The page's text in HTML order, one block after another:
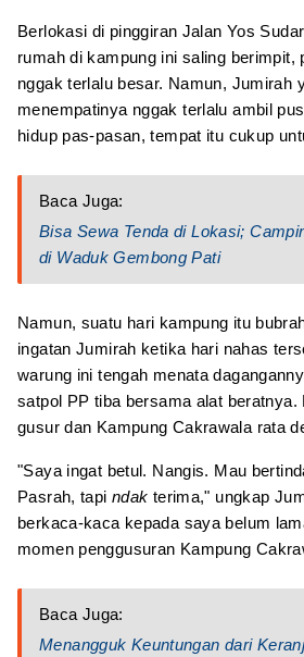
Berlokasi di pinggiran Jalan Yos
rumah di kampung ini saling berimpit,
nggak terlalu besar. Namun, Jumirah
menempatinya nggak terlalu ambil
hidup pas-pasan, tempat itu cukup
Baca Juga:
Bisa Sewa Tenda di Lokasi;
di Waduk Gembong Pati
Namun, suatu hari kampung itu
ingatan Jumirah ketika hari nahas
warung ini tengah menata
satpol PP tiba bersama alat beratnya.
gusur dan Kampung Cakrawala rata
"Saya ingat betul. Nangis. Mau
Pasrah, tapi ndak terima," ungkap
berkaca-kaca kepada saya belum
momen penggusuran Kampung
Baca Juga:
Menangguk Keuntungan dari